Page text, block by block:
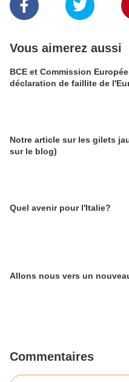
Vous aimerez aussi
BCE et Commission
déclaration de faillite de
Notre article sur les gilets
sur le blog)
Quel avenir pour l'Italie?
Allons nous vers un
Commentaires